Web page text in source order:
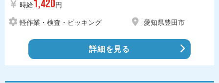
時給1,420円
軽作業・検査・ピッキング 愛知県豊田市
詳細を見る